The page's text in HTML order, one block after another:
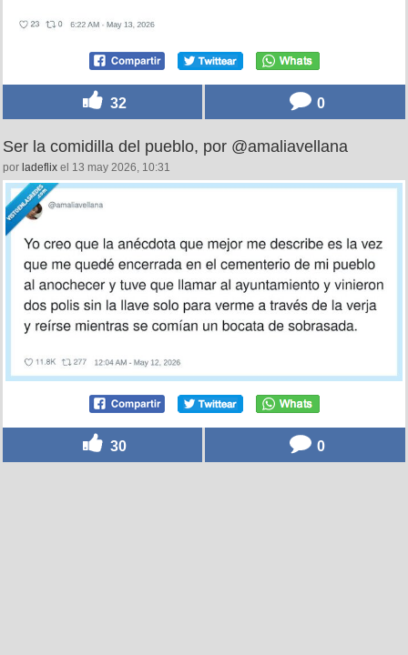
32 0
Ser la comidilla del pueblo, por @amaliavellana
por ladeflix el 13 may 2026, 10:31
30 0